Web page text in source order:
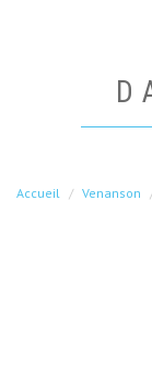
D
Accueil Venanson